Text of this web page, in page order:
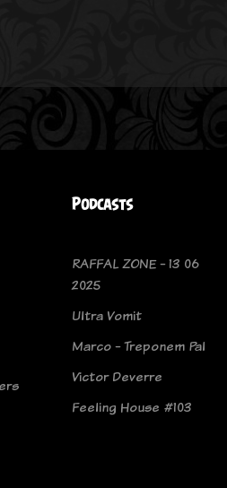
Podcasts
RAFFAL ZONE - 13 06
2025
Ultra Vomit
Marco - Treponem Pal
Victor Deverre
Feeling House #103